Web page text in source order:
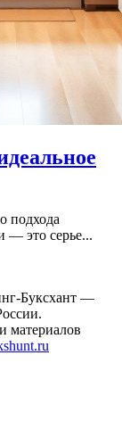
подхода
— это серье...
Буксхант —
материалов